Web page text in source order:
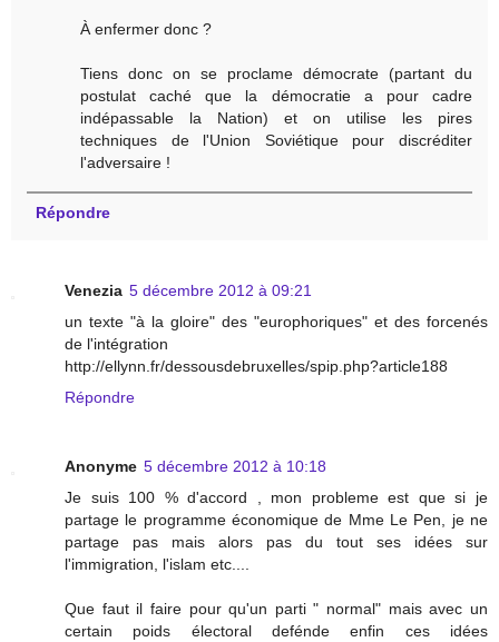
À enfermer donc ?
Tiens donc on se proclame démocrate (partant du
postulat caché que la démocratie a pour cadre
indépassable la Nation) et on utilise les pires
techniques de l'Union Soviétique pour discréditer
l'adversaire !
Répondre
Venezia 5 décembre 2012 à 09:21
un texte "à la gloire" des "europhoriques" et des forcenés
de l'intégration
http://ellynn.fr/dessousdebruxelles/spip.php?article188
Répondre
Anonyme 5 décembre 2012 à 10:18
Je suis 100 % d'accord , mon probleme est que si je
partage le programme économique de Mme Le Pen, je ne
partage pas mais alors pas du tout ses idées sur
l'immigration, l'islam etc....
Que faut il faire pour qu'un parti " normal" mais avec un
certain poids électoral defénde enfin ces idées